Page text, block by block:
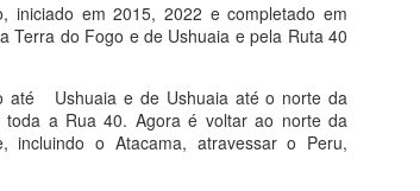
iniciado em 2015, 2022 e completado em
Terra do Fogo e de Ushuaia e pela Ruta 40
até
Ushuaia e de Ushuaia até o norte da
toda a Rua 40. Agora é voltar ao norte da
incluindo o Atacama, atravessar o Peru,